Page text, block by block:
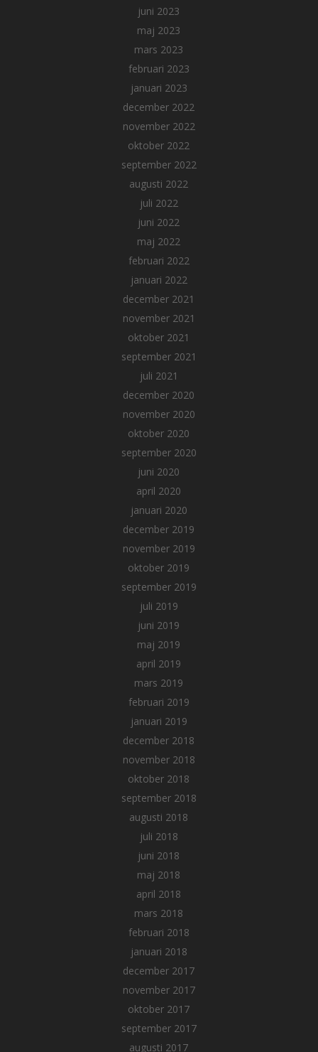
juni 2023
maj 2023
mars 2023
februari 2023
januari 2023
december 2022
november 2022
oktober 2022
september 2022
augusti 2022
juli 2022
juni 2022
maj 2022
februari 2022
januari 2022
december 2021
november 2021
oktober 2021
september 2021
juli 2021
december 2020
november 2020
oktober 2020
september 2020
juni 2020
april 2020
januari 2020
december 2019
november 2019
oktober 2019
september 2019
juli 2019
juni 2019
maj 2019
april 2019
mars 2019
februari 2019
januari 2019
december 2018
november 2018
oktober 2018
september 2018
augusti 2018
juli 2018
juni 2018
maj 2018
april 2018
mars 2018
februari 2018
januari 2018
december 2017
november 2017
oktober 2017
september 2017
augusti 2017